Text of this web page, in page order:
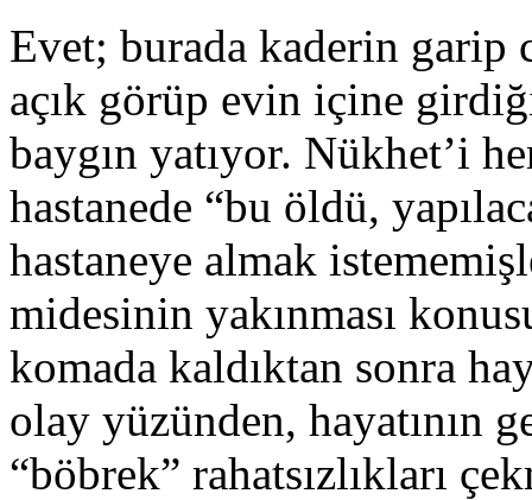
Evet; burada kaderin garip
açık görüp evin içine
baygın yatıyor. Nükhet’i
hastanede “bu öldü,
hastaneye almak
midesinin yakınması
komada kaldıktan sonra
olay yüzünden, hayatının
“böbrek” rahatsızlıkları